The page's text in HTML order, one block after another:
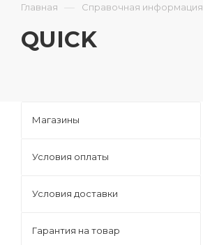
Главная — Справочная информация
QUICK
Магазины
Условия оплаты
Условия доставки
Гарантия на товар